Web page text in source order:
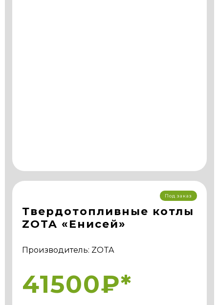
Твердотопливные котлы
ZOTA «Енисей»
Производитель: ZOTA
Под заказ
41500₽*